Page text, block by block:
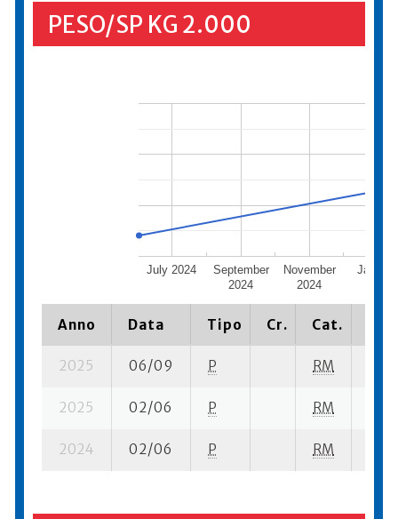
PESO/SP KG 2.000
July 2024
September
2024
November
2024
January
Anno Data Tipo Cr. Cat.
2025 06/09 P RM
2025 02/06 P RM
2024 02/06 P RM